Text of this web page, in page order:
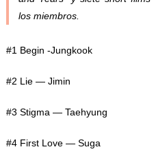
los miembros.
#1 Begin -Jungkook
#2 Lie — Jimin
#3 Stigma — Taehyung
#4 First Love — Suga